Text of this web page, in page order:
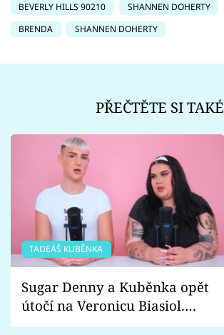
BEVERLY HILLS 90210
SHANNEN DOHERTY
BRENDA
SHANNEN DOHERTY
PŘEČTĚTE SI TAKÉ
TADEÁŠ KUBĚNKA
Sugar Denny a Kuběnka opět
útočí na Veronicu Biasiol.
Proč je podle nich falešná a